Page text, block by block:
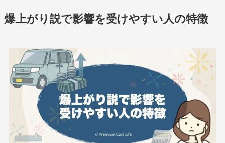
爆上がり説で影響を受けやすい人の特徴